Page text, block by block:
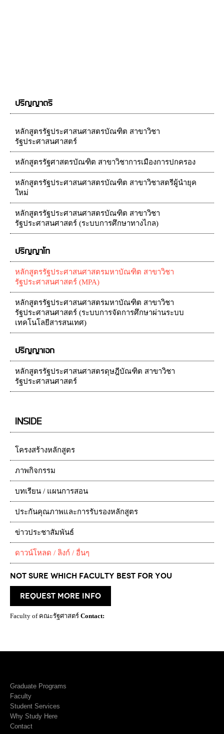
ปริญญาตรี
หลักสูตรรัฐประศาสนศาสตรบัณฑิต สาขาวิชา
รัฐประศาสนศาสตร์
หลักสูตรรัฐศาสตรบัณฑิต สาขาวิชาการเมืองการปกครอง
หลักสูตรรัฐประศาสนศาสตรบัณฑิต สาขาวิชาสตรีผู้นำยุค
ใหม่
หลักสูตรรัฐประศาสนศาสตรบัณฑิต สาขาวิชา
รัฐประศาสนศาสตร์ (ระบบการศึกษาทางไกล)
ปริญญาโท
หลักสูตรรัฐประศาสนศาสตรมหาบัณฑิต สาขาวิชา
รัฐประศาสนศาสตร์ (MPA)
หลักสูตรรัฐประศาสนศาสตรมหาบัณฑิต สาขาวิชา
รัฐประศาสนศาสตร์ (ระบบการจัดการศึกษาผ่านระบบ
เทคโนโลยีสารสนเทศ)
ปริญญาเอก
หลักสูตรรัฐประศาสนศาสตรดุษฎีบัณฑิต สาขาวิชา
รัฐประศาสนศาสตร์
INSIDE
โครงสร้างหลักสูตร
ภาพกิจกรรม
บทเรียน / แผนการสอน
ประกันคุณภาพและการรับรองหลักสูตร
ข่าวประชาสัมพันธ์
ดาวน์โหลด / ลิงก์ / อื่นๆ
Not Sure which Faculty best for you
request more info
Faculty of คณะรัฐศาสตร์ Contact:
Graduate Programs
Faculty
Student Services
Why Study Here
Contact